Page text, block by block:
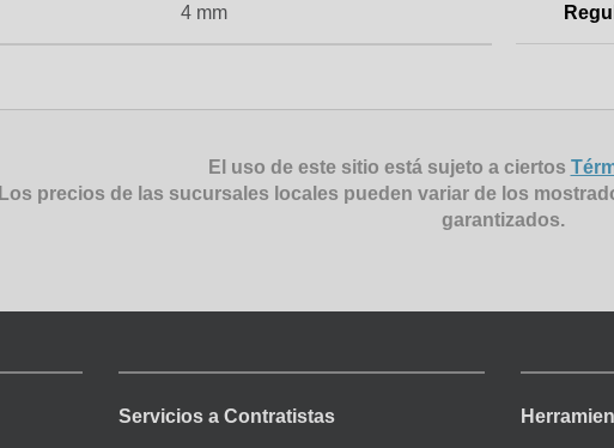
4 mm
El uso de este sitio está sujeto a ciertos
Los precios de las sucursales locales pueden variar de los
garantizados.
Servicios a Contratistas